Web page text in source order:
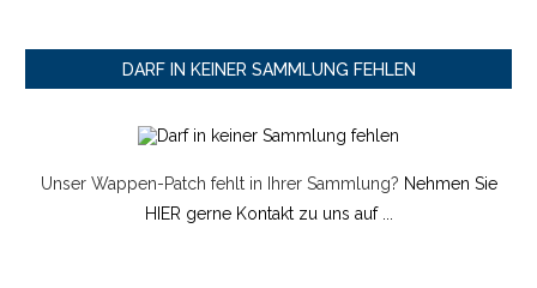
DARF IN KEINER SAMMLUNG FEHLEN
Unser Wappen-Patch fehlt in Ihrer Sammlung? Nehmen Sie
HIER gerne Kontakt zu uns auf ...